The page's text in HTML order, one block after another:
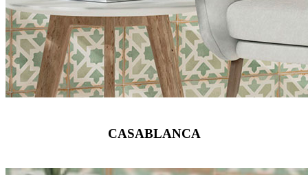
CASABLANCA